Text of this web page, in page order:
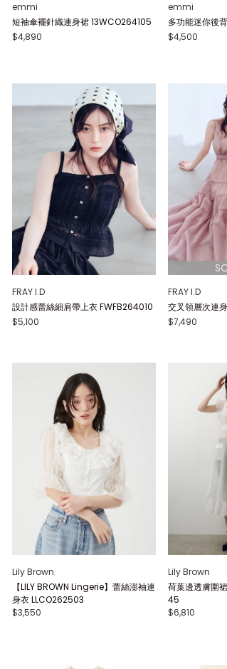
emmi
短袖傘襬針織連身裙 13WCO264105
$4,890
emmi
多功能迷你後
$4,500
FRAY I.D
設計感蕾絲細肩帶上衣 FWFB264010
$5,100
FRAY I.D
交叉領層次連
$7,490
Lily Brown
【LILY BROWN Lingerie】蕾絲澎袖連
身衣 LLCO262503
$3,550
Lily Brown
荷葉邊透膚圍
45
$6,810